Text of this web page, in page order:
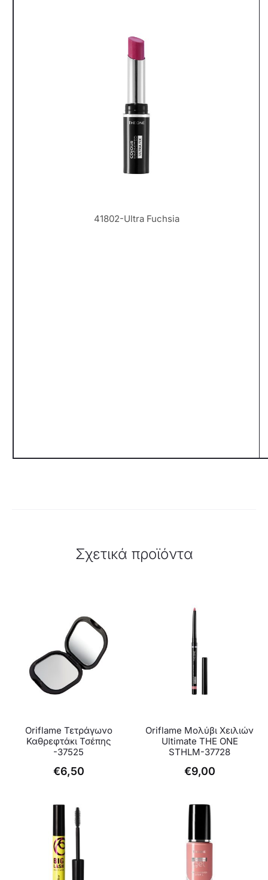
41802-Ultra Fuchsia
Σχετικά προϊόντα
Oriflame Τετράγωνο
Καθρεφτάκι Τσέπης
-37525
€6,50
Oriflame Μολύβι Χειλιών
Ultimate THE ONE
STHLM-37728
€9,00